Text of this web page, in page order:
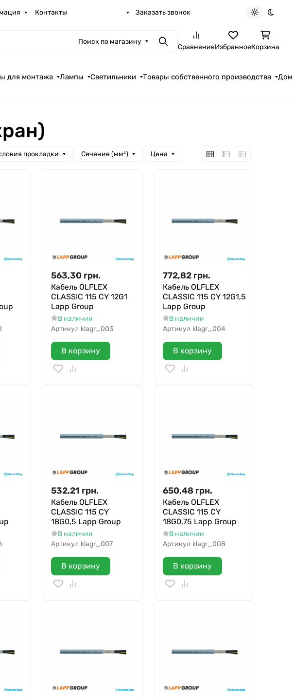
Контакты Заказать звонок
Светлая
Поиск по магазину ПоискСравнениеИзбранноеКорзина
для монтажа Лампы Светильники Товары собственного производства Дом
прокладки Сечение (мм²) Цена
563,30 грн.
Кабель OLFLEX
CLASSIC 115 CY 12G1
Lapp Group
В наличии
Артикул klagr_003
В корзину
772,82 грн.
Кабель OLFLEX
CLASSIC 115 CY 12G1,5
Lapp Group
В наличии
Артикул klagr_004
В корзину
532,21 грн.
Кабель OLFLEX
CLASSIC 115 CY
18G0,5 Lapp Group
В наличии
Артикул klagr_007
В корзину
650,48 грн.
Кабель OLFLEX
CLASSIC 115 CY
18G0,75 Lapp Group
В наличии
Артикул klagr_008
В корзину